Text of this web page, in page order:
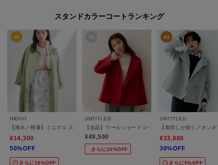
スタンドカラーコートランキング
INDIVI
【撥水／軽量】ミニマル スタンドカラーコート
¥14,300
50%OFF
さらに15%OFF
UNTITLED
【名品】ウールショートコート
¥49,500
さらに10%OFF
UNTITLED
【着回しが効く／オン
¥33,880
30%OFF
さらに5%OFF